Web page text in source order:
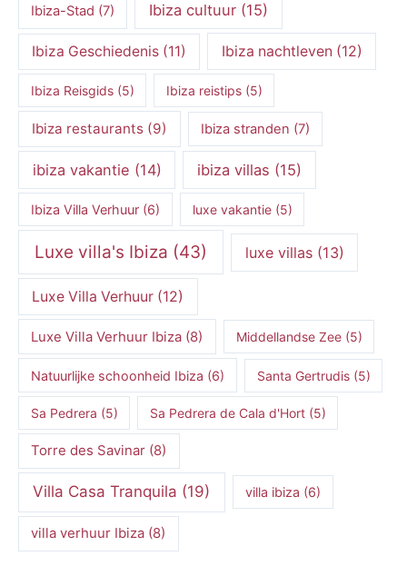
Ibiza-Stad (7) Ibiza cultuur (15)
Ibiza Geschiedenis (11) Ibiza nachtleven (12)
Ibiza Reisgids(5) Ibiza reistips(5)
Ibiza restaurants(9) Ibiza stranden (7)
ibiza vakantie (14) ibiza villas (15)
Ibiza Villa Verhuur(6) luxe vakantie(5)
Luxe villa's Ibiza (43) luxe villas(13)
Luxe Villa Verhuur (12)
Luxe Villa Verhuur Ibiza (8) Middellandse Zee(5)
Natuurlijke schoonheid Ibiza (6) Santa Gertrudis(5)
Sa Pedrera (5) Sa Pedrera de Cala d'Hort(5)
Torre des Savinar (8)
Villa Casa Tranquila (19) villa ibiza (6)
villa verhuur Ibiza (8)